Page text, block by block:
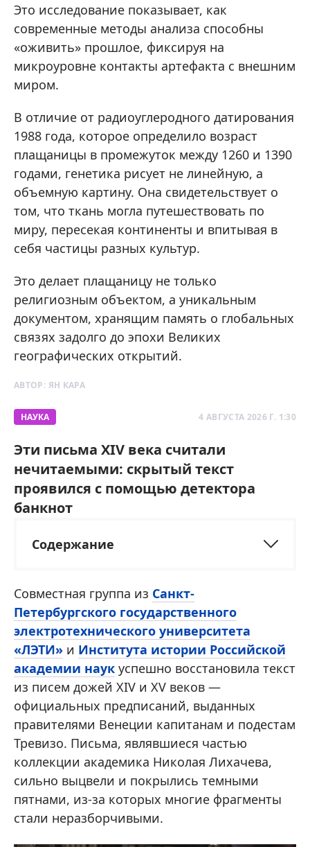
Это исследование показывает, как
современные методы анализа способны
«оживить» прошлое, фиксируя на
микроуровне контакты артефакта с внешним
миром.
В отличие от радиоуглеродного датирования
1988 года, которое определило возраст
плащаницы в промежуток между 1260 и 1390
годами, генетика рисует не линейную, а
объемную картину. Она свидетельствует о
том, что ткань могла путешествовать по
миру, пересекая континенты и впитывая в
себя частицы разных культур.
Это делает плащаницу не только
религиозным объектом, а уникальным
документом, хранящим память о глобальных
связях задолго до эпохи Великих
географических открытий.
АВТОР: ЯН КАРА
НАУКА 4 АВГУСТА 2026 Г. 1:30
Эти письма XIV века считали
нечитаемыми: скрытый текст
проявился с помощью детектора
банкнот
Содержание
Совместная группа из Санкт-
Петербургского государственного
электротехнического университета
«ЛЭТИ» и Института истории Российской
академии наук успешно восстановила текст
из писем дожей XIV и XV веков —
официальных предписаний, выданных
правителями Венеции капитанам и подестам
Тревизо. Письма, являвшиеся частью
коллекции академика Николая Лихачева,
сильно выцвели и покрылись темными
пятнами, из-за которых многие фрагменты
стали неразборчивыми.